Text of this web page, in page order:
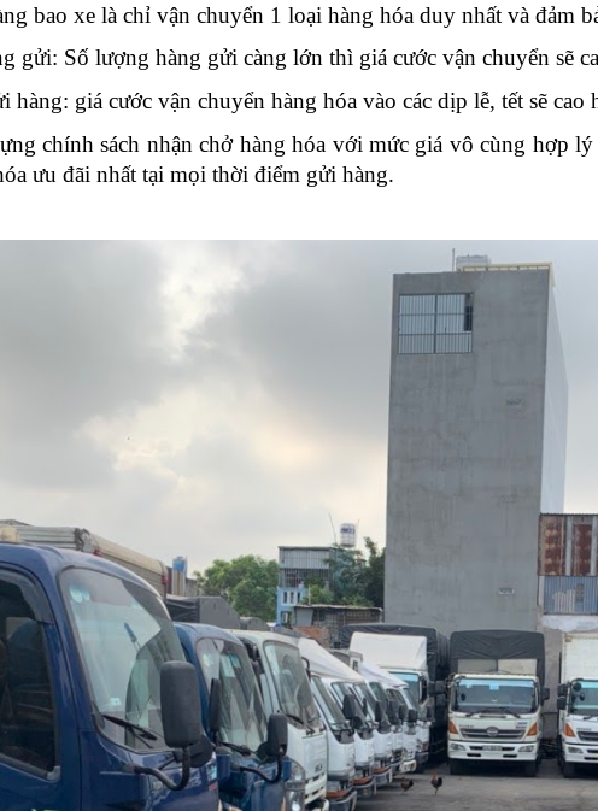
bao xe là chỉ vận chuyển 1 loại hàng hóa duy nhất và đảm
gửi: Số lượng hàng gửi càng lớn thì giá cước vận chuyển sẽ
hàng: giá cước vận chuyển hàng hóa vào các dịp lễ, tết sẽ
chính sách nhận chở hàng hóa với mức giá vô cùng hợp
ưu đãi nhất tại mọi thời điểm gửi hàng.